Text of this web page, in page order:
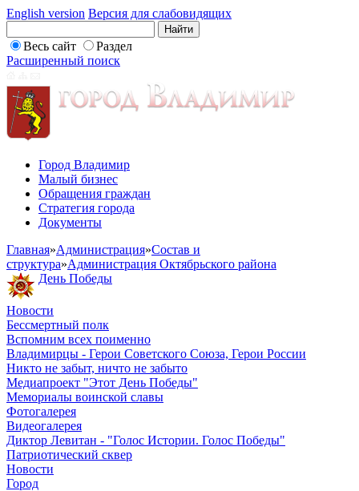
English version Версия для слабовидящих
Весь сайт
Раздел
Расширенный поиск
Город Владимир
Малый бизнес
Обращения граждан
Стратегия города
Документы
Главная»Администрация»Состав и
структура»Администрация Октябрьского района
День Победы
Новости
Бессмертный полк
Вспомним всех поименно
Владимирцы - Герои Советского Союза, Герои России
Никто не забыт, ничто не забыто
Медиапроект "Этот День Победы"
Мемориалы воинской славы
Фотогалерея
Видеогалерея
Диктор Левитан - "Голос Истории. Голос Победы"
Патриотический сквер
Новости
Город